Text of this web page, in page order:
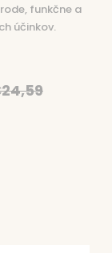
funkčne a
účinkov.